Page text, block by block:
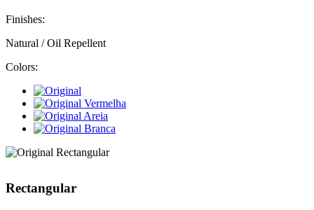
Finishes:
Natural / Oil Repellent
Colors:
Rectangular